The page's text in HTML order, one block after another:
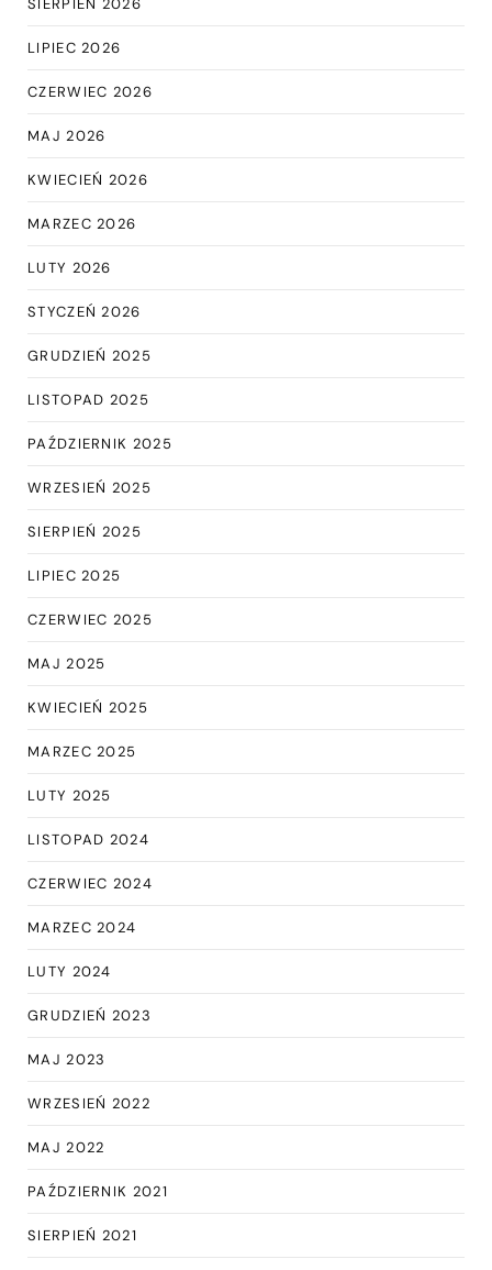
LIPIEC 2026
CZERWIEC 2026
MAJ 2026
KWIECIEŃ 2026
MARZEC 2026
LUTY 2026
STYCZEŃ 2026
GRUDZIEŃ 2025
LISTOPAD 2025
PAŹDZIERNIK 2025
WRZESIEŃ 2025
SIERPIEŃ 2025
LIPIEC 2025
CZERWIEC 2025
MAJ 2025
KWIECIEŃ 2025
MARZEC 2025
LUTY 2025
LISTOPAD 2024
CZERWIEC 2024
MARZEC 2024
LUTY 2024
GRUDZIEŃ 2023
MAJ 2023
WRZESIEŃ 2022
MAJ 2022
PAŹDZIERNIK 2021
SIERPIEŃ 2021